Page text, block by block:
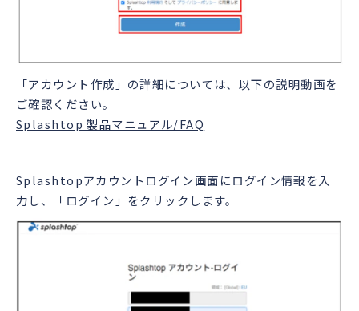
「アカウント作成」の詳細については、以下の説明動画を
ご確認ください。
Splashtop 製品マニュアル/FAQ
Splashtopアカウントログイン画面にログイン情報を入
力し、「ログイン」をクリックします。